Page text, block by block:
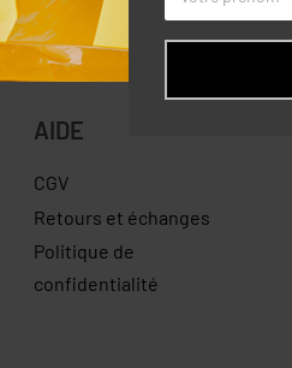
AIDE
CGV
Retours et échanges
Politique de
confidentialité